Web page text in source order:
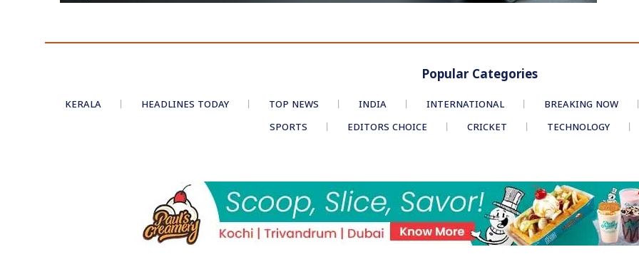
Popular Categories
KERALA HEADLINES TODAY TOP NEWS INDIA INTERNATIONAL BREAKING NOW
SPORTS
EDITORS CHOICE CRICKET TECHNOLOGY